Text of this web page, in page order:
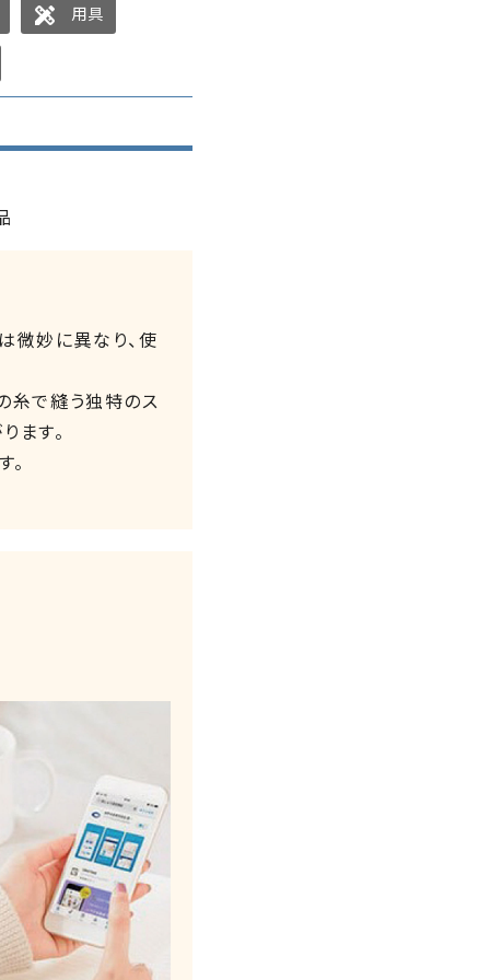
design_services 用具
微妙に異なり、使
糸で縫う独特のス
ます。